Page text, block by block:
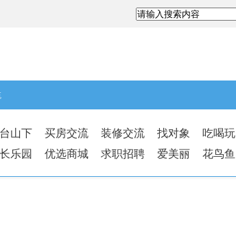
山下 买房交流 装修交流 找对象 吃喝玩
乐园
优选商城 求职招聘 爱美丽 花鸟鱼